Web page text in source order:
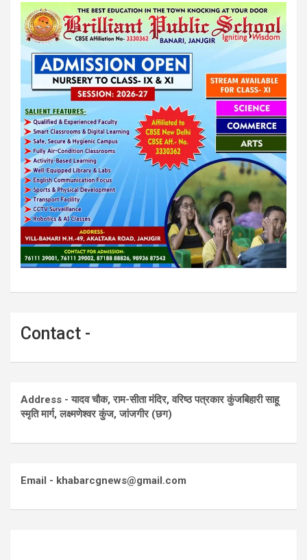
Contact -
Address - यादव चौक, राम-सीता मंदिर, वरिष्ठ पत्रकार कुंजबिहारी साहू
स्मृति मार्ग, लक्ष्मणेश्वर कुंज, जांजगीर (छग)
Email - khabarcgnews@gmail.com